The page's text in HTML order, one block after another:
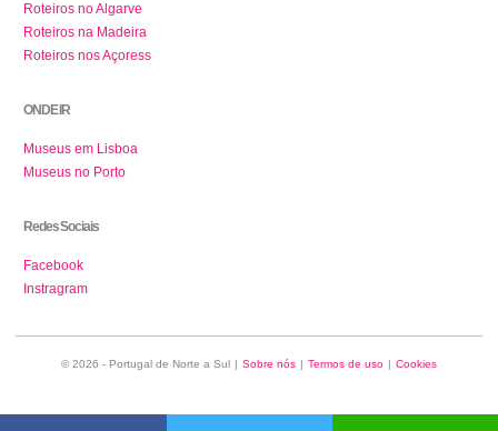
Roteiros no Algarve
Roteiros na Madeira
Roteiros nos Açoress
ONDE IR
Museus em Lisboa
Museus no Porto
Redes Sociais
Facebook
Instragram
© 2026 - Portugal de Norte a Sul Sobre nós Termos de uso Cookies